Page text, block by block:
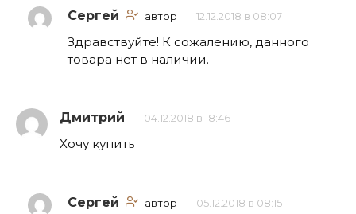
Сергей автор 12.12.2018 в 08:07
Здравствуйте! К сожалению, данного
товара нет в наличии.
Дмитрий 04.12.2018 в 18:46
Хочу купить
Сергей автор 05.12.2018 в 08:15